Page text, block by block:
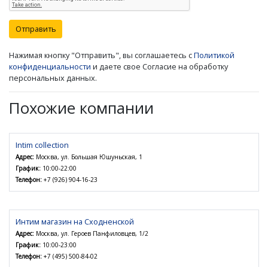
Отправить
Нажимая кнопку "Отправить", вы соглашаетесь сПолитикой
конфиденциальности и даете свое Согласие на обработку
персональных данных.
Похожие компании
Intim сollection
Адрес: Москва, ул. Большая Юшуньская, 1
График: 10:00-22:00
Телефон: +7 (926) 904-16-23
Интим магазин на Сходненской
Адрес: Москва, ул. Героев Панфиловцев, 1/2
График: 10:00-23:00
Телефон: +7 (495) 500-84-02